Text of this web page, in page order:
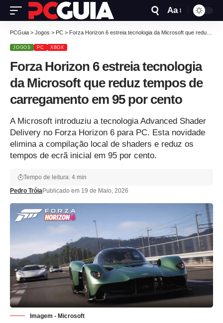
Aa
PCGuia > Jogos > PC > Forza Horizon 6 estreia tecnologia da Microsoft que reduz tempos de carregamento em 95 por cento
JOGOS PC XBOX
Forza Horizon 6 estreia tecnologia
da Microsoft que reduz tempos de
carregamento em 95 por cento
A Microsoft introduziu a tecnologia Advanced Shader
Delivery no Forza Horizon 6 para PC. Esta novidade
elimina a compilação local de shaders e reduz os
tempos de ecrã inicial em 95 por cento.
Pedro TróiaPublicado em 19 de Maio, 2026
Tempo de leitura: 4 min
Imagem - Microsoft